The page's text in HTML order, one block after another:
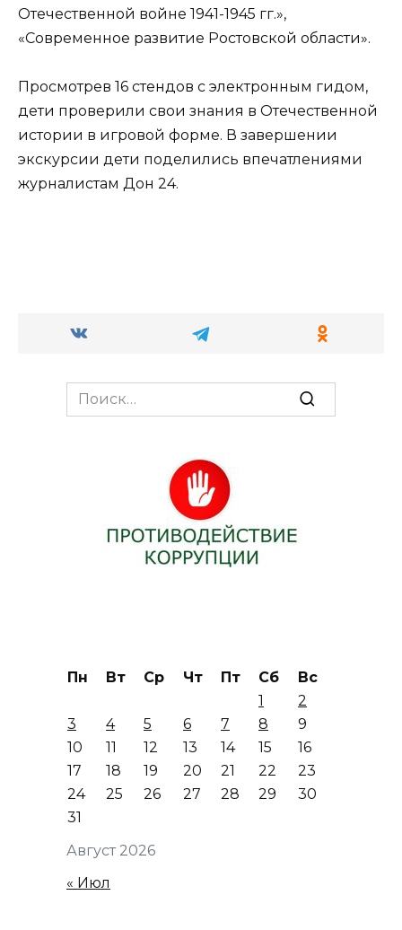
Отечественной войне 1941-1945 гг.»,
«Современное развитие Ростовской области».
Просмотрев 16 стендов с электронным гидом,
дети проверили свои знания в Отечественной
истории в игровой форме. В завершении
экскурсии дети поделились впечатлениями
журналистам Дон 24.
Search
for:
Август 2026
Пн Вт Ср Чт Пт Сб
Вс
1
2
3
4 5 6 7 8
9
10
11 12 13 14 15
16
17
18 19 20 21 22
23
24
25 26 27 28 29
30
31
« Июл